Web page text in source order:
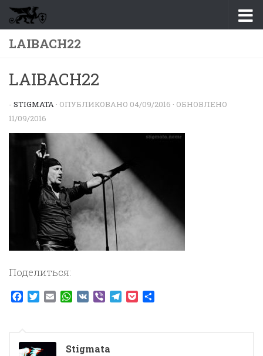
Перейти к содержимому
LAIBACH22
LAIBACH22
- STIGMATA · ОПУБЛИКОВАНО 04/09/2016 · ОБНОВЛЕНО
11/09/2016
Поделиться:
Facebook
TwitterEmailWhatsApp
VK ViberTelegram
Pocket
Stigmata